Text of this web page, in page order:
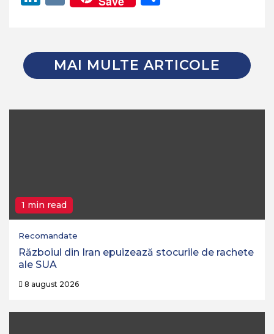
MAI MULTE ARTICOLE
1 min read
Recomandate
Războiul din Iran epuizează stocurile de rachete
ale SUA
8 august 2026